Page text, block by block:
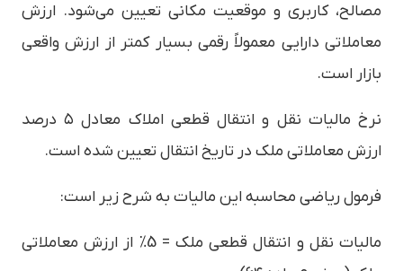
مصالح، کاربری و موقعیت مکانی تعیین می‌شود. ارزش
معاملاتی دارایی معمولاً رقمی بسیار کمتر از ارزش واقعی
بازار است.
نرخ مالیات نقل و انتقال قطعی املاک معادل ۵ درصد
ارزش معاملاتی ملک در تاریخ انتقال تعیین شده است.
فرمول ریاضی محاسبه این مالیات به شرح زیر است:
مالیات نقل و انتقال قطعی ملک = 5% از ارزش معاملاتی